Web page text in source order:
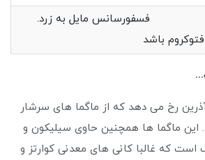
مایل به زرد.
باشد
رخ می دهد که از ماگما های سرشار
این ماگما ها همچنین حاوی سیلیکون و
است که غالبا کانی های معدنی کوارتز و